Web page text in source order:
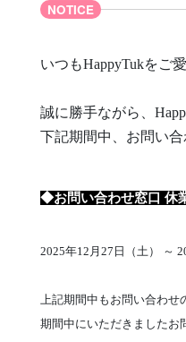
NOTICE
いつもHappyTukをご
誠に勝手ながら、
下記期間中、お問い
◆お問い
2025年12月27日（土） ～
上記期間中もお問い合わせ
期間中にいただきましたお